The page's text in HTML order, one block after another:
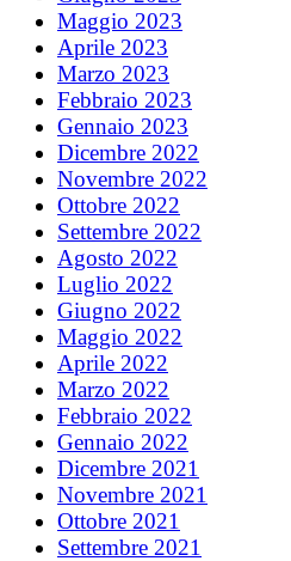
Maggio 2023
Aprile 2023
Marzo 2023
Febbraio 2023
Gennaio 2023
Dicembre 2022
Novembre 2022
Ottobre 2022
Settembre 2022
Agosto 2022
Luglio 2022
Giugno 2022
Maggio 2022
Aprile 2022
Marzo 2022
Febbraio 2022
Gennaio 2022
Dicembre 2021
Novembre 2021
Ottobre 2021
Settembre 2021